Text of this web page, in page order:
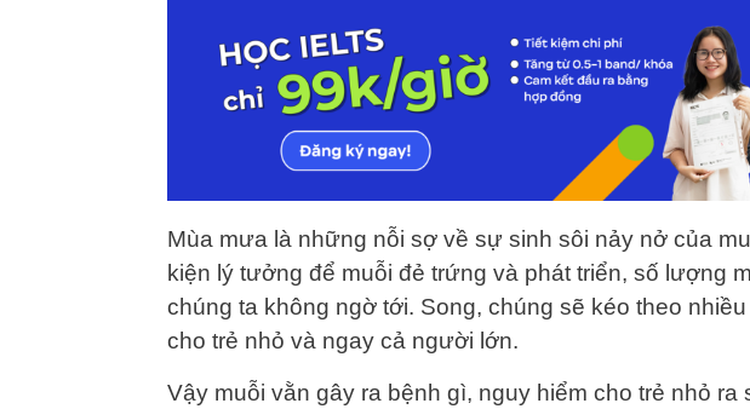
Mùa mưa là những nỗi sợ về sự sinh sôi nảy nở của
kiện lý tưởng để muỗi đẻ trứng và phát triển, số lượng
chúng ta không ngờ tới. Song, chúng sẽ kéo theo
cho trẻ nhỏ và ngay cả người lớn.
Vậy muỗi vằn gây ra bệnh gì, nguy hiểm cho trẻ nhỏ ra